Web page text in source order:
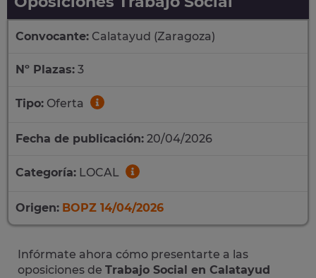
Convocante: Calatayud (Zaragoza)
Nº Plazas: 3
Tipo: Oferta
Fecha de publicación: 20/04/2026
Categoría: LOCAL
Origen: BOPZ 14/04/2026
Infórmate ahora cómo presentarte a las
oposiciones de Trabajo Social en Calatayud